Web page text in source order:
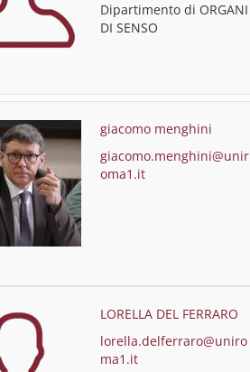
Dipartimento di ORGANI
DI SENSO
giacomo menghini
giacomo.menghini@unir
oma1.it
LORELLA DEL FERRARO
lorella.delferraro@uniro
ma1.it